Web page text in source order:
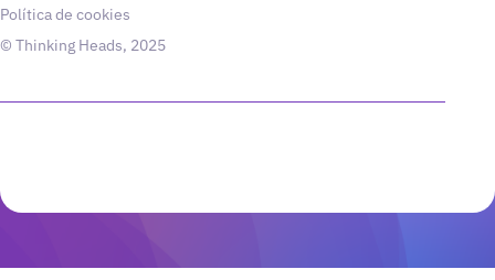
Política de cookies
© Thinking Heads, 2025